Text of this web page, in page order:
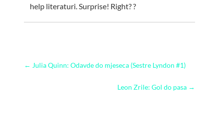
help literaturi. Surprise! Right? ?
← Julia Quinn: Odavde do mjeseca (Sestre Lyndon #1)
Leon Zrile: Gol do pasa →